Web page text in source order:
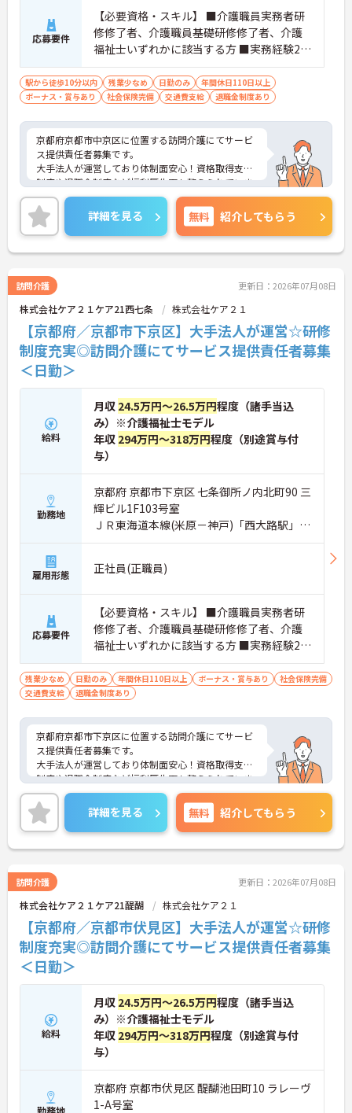
応募要件
【必要資格・スキル】 ■介護職員実務者研
修修了者、介護職員基礎研修修了者、介護
福祉士いずれかに該当する方 ■実務経験2年
以上
駅から徒歩10分以内 残業少なめ 日勤のみ
年間休日110日以上
ボーナス・賞与あり
社会保険完備 交通費支給 退職金制度あり
京都府京都市中京区に位置する訪問介護にてサービ
ス提供責任者募集です。
大手法人が運営しており体制面安心！資格取得支援
制度や退職金制度など福利厚生面も整えられていま
す。
ご興味のある方には、面接対策ポイントなど、さら
に詳細をお話いたしますので、お気軽にご相談くだ
さい。
詳細を見る 無料 紹介してもらう
訪問介護 更新日：2026年07月08日
株式会社ケア２１ケア21西七条 株式会社ケア２１
【京都府／京都市下京区】大手法人が運営☆研修
制度充実◎訪問介護にてサービス提供責任者募集
＜日勤＞
給料
月収 24.5万円～26.5万円程度（諸手当込
み）※介護福祉士モデル
年収 294万円～318万円程度（別途賞与付
与）
勤務地
京都府 京都市下京区 七条御所ノ内北町90 三
輝ビル1F103号室
ＪＲ東海道本線(米原－神戸)「西大路駅」徒
歩12分
雇用形態 正社員(正職員)
応募要件
【必要資格・スキル】 ■介護職員実務者研
修修了者、介護職員基礎研修修了者、介護
福祉士いずれかに該当する方 ■実務経験2年
以上 ■訪問看護経験者
残業少なめ 日勤のみ 年間休日110日以上 ボーナス・賞与あり
社会保険完備
交通費支給
退職金制度あり
京都府京都市下京区に位置する訪問介護にてサービ
ス提供責任者募集です。
大手法人が運営しており体制面安心！資格取得支援
制度や退職金制度など福利厚生面も整えられていま
す。
ご興味のある方には、面接対策ポイントなど、さら
に詳細をお話いたしますので、お気軽にご相談くだ
さい。
詳細を見る 無料 紹介してもらう
訪問介護 更新日：2026年07月08日
株式会社ケア２１ケア21醍醐 株式会社ケア２１
【京都府／京都市伏見区】大手法人が運営☆研修
制度充実◎訪問介護にてサービス提供責任者募集
＜日勤＞
給料
月収 24.5万円～26.5万円程度（諸手当込
み）※介護福祉士モデル
年収 294万円～318万円程度（別途賞与付
与）
京都府 京都市伏見区 醍醐池田町10 ラレーヴ
1-A号室